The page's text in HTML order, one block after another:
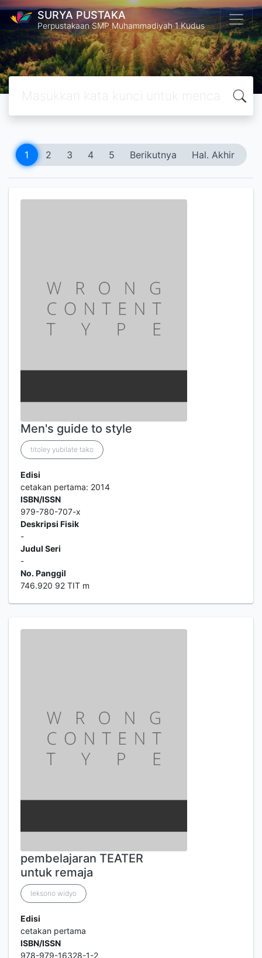
SURYA PUSTAKA
Perpustakaan SMP Muhammadiyah 1 Kudus
1 2 3 4 5 Berikutnya Hal. Akhir
Men's guide to style
titoley yubilate tako
Edisi
cetakan pertama: 2014
ISBN/ISSN
979-780-707-x
Deskripsi Fisik
-
Judul Seri
-
No. Panggil
746.920 92 TIT m
pembelajaran TEATER
untuk remaja
leksono widyo
Edisi
cetakan pertama
ISBN/ISSN
978-979-16328-1-2